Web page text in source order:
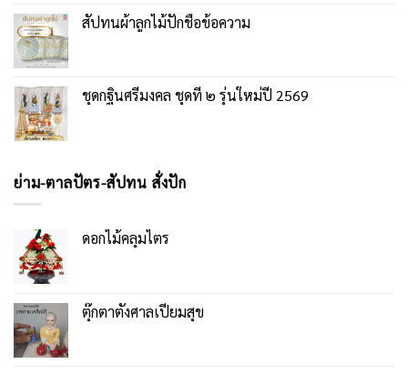
สัปทนผ้าลูกไม้ปักชื่อข้อความ
ชุดกฐินศรีมงคล ชุดที่ ๒ รุ่นใหม่ปี 2569
ย่าม-ตาลปัตร-สัปทน สั่งปัก
ดอกไม้คลุมไตร
ตุ๊กตาตั้งศาลเปี่ยมสุข